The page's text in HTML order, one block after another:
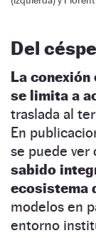
Del
La conexión
se limita a
traslada al
En
se puede ver
sabido
ecosistema
modelos en
entorno